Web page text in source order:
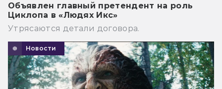
Объявлен главный претендент на роль
Циклопа в «Людях Икс»
Утрясаются детали договора.
Новости